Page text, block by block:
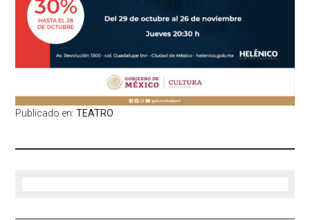
Publicado en:TEATRO